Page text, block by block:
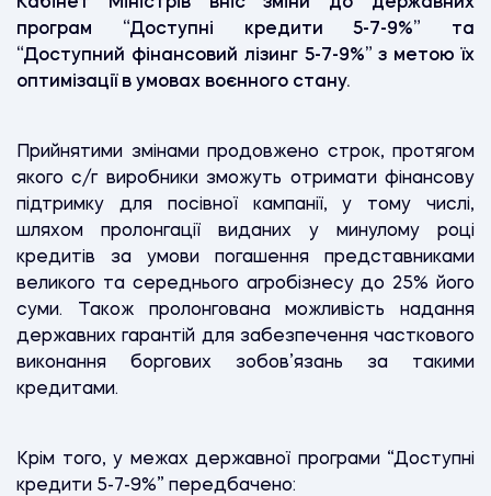
програм “Доступні кредити 5-7-9%” та
“Доступний фінансовий лізинг 5-7-9%” з метою їх
оптимізації в умовах воєнного стану.
Прийнятими змінами продовжено строк, протягом
якого с/г виробники зможуть отримати фінансову
підтримку для посівної кампанії, у тому числі,
шляхом пролонгації виданих у минулому році
кредитів за умови погашення представниками
великого та середнього агробізнесу до 25% його
суми. Також пролонгована можливість надання
державних гарантій для забезпечення часткового
виконання боргових зобов’язань за такими
кредитами.
Крім того, у межах державної програми “Доступні
кредити 5-7-9%” передбачено: